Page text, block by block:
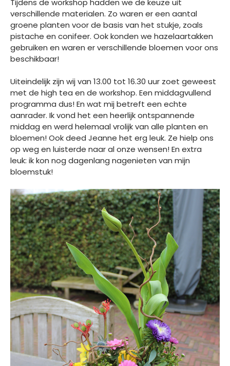
Tijdens de workshop hadden we de keuze uit
verschillende materialen. Zo waren er een aantal
groene planten voor de basis van het stukje, zoals
pistache en conifeer. Ook konden we hazelaartakken
gebruiken en waren er verschillende bloemen voor ons
beschikbaar!
Uiteindelijk zijn wij van 13.00 tot 16.30 uur zoet geweest
met de high tea en de workshop. Een middagvullend
programma dus! En wat mij betreft een echte
aanrader. Ik vond het een heerlijk ontspannende
middag en werd helemaal vrolijk van alle planten en
bloemen! Ook deed Jeanne het erg leuk. Ze hielp ons
op weg en luisterde naar al onze wensen! En extra
leuk: ik kon nog dagenlang nagenieten van mijn
bloemstuk!